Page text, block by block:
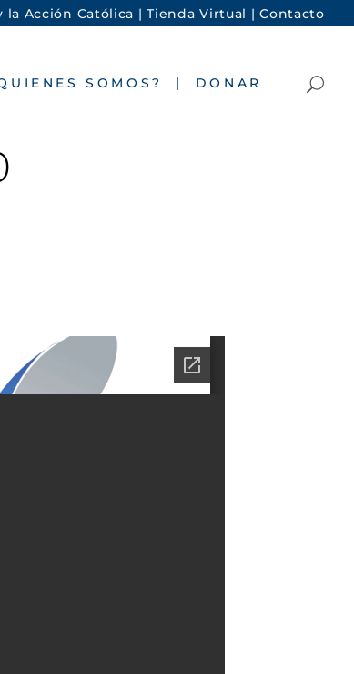
la Acción Católica |Tienda Virtual |Contacto
SOMOS? DONAR